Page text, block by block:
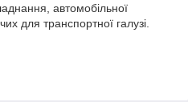
автомобільної
для транспортної галузі.